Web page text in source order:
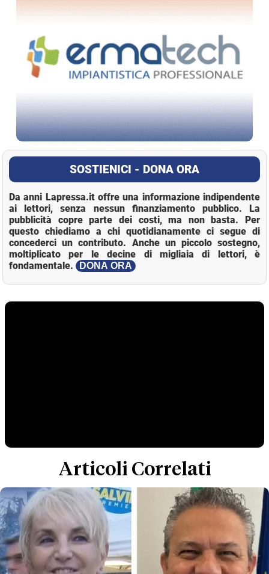
SOSTIENICI - DONA ORA
Da anni Lapressa.it offre una informazione indipendente
ai lettori, senza nessun finanziamento pubblico. La
pubblicità copre parte dei costi, ma non basta. Per
questo chiediamo a chi quotidianamente ci segue di
concederci un contributo. Anche un piccolo sostegno,
moltiplicato per le decine di migliaia di lettori, è
fondamentale.
DONA ORA
Articoli Correlati